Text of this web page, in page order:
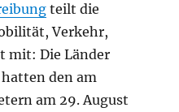
teilt die
Verkehr,
mit: Die Länder
den am
am 29. August